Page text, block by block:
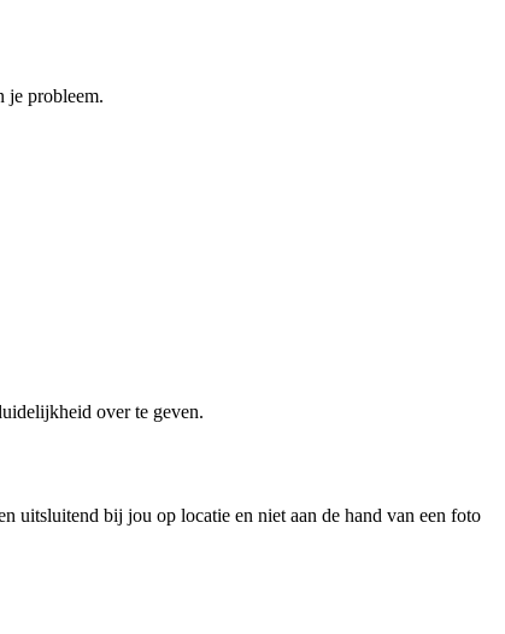
je probleem.
over te geven.
uitsluitend bij jou op locatie en niet aan de hand van een foto